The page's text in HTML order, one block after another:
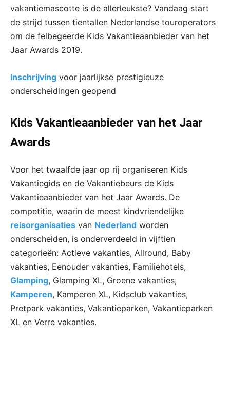
vakantiemascotte is de allerleukste? Vandaag start
de strijd tussen tientallen Nederlandse touroperators
om de felbegeerde Kids Vakantieaanbieder van het
Jaar Awards 2019.
Inschrijving voor jaarlijkse prestigieuze
onderscheidingen geopend
Kids Vakantieaanbieder van het Jaar
Awards
Voor het twaalfde jaar op rij organiseren Kids
Vakantiegids en de Vakantiebeurs de Kids
Vakantieaanbieder van het Jaar Awards. De
competitie, waarin de meest kindvriendelijke
reisorganisaties van Nederland worden
onderscheiden, is onderverdeeld in vijftien
categorieën: Actieve vakanties, Allround, Baby
vakanties, Eenouder vakanties, Familiehotels,
Glamping, Glamping XL, Groene vakanties,
Kamperen, Kamperen XL, Kidsclub vakanties,
Pretpark vakanties, Vakantieparken, Vakantieparken
XL en Verre vakanties.